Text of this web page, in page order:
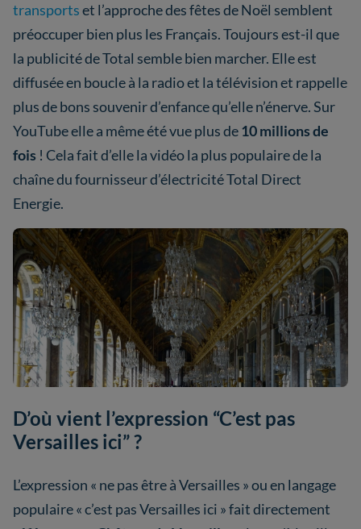
transportset l’approche des fêtes de Noël semblent
préoccuper bien plus les Français. Toujours est-il que
la publicité de Total semble bien marcher. Elle est
diffusée en boucle à la radio et la télévision et rappelle
plus de bons souvenir d’enfance qu’elle n’énerve. Sur
YouTube elle a même été vue plus de10 millions de
fois ! Cela fait d’elle la vidéo la plus populaire de la
chaîne du fournisseur d’électricité Total Direct
Energie.
D’où vient l’expression “C’est pas
Versailles ici” ?
L’expression « ne pas être à Versailles » ou en langage
populaire « c’est pas Versailles ici » fait directement